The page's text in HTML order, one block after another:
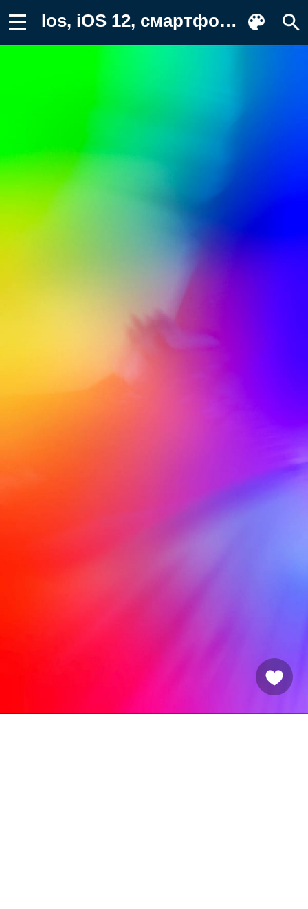
Ios, iOS 12, смартфон, красочность Картинка на телефон